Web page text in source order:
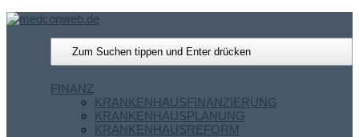
FINANZ
KRANKENHAUSFINANZIERUNG
KRANKENHAUSPLANUNG
KRANKENHAUSREFORM